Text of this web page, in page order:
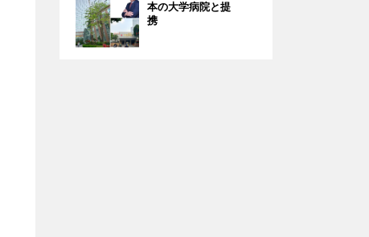
本の大学病院と提
携